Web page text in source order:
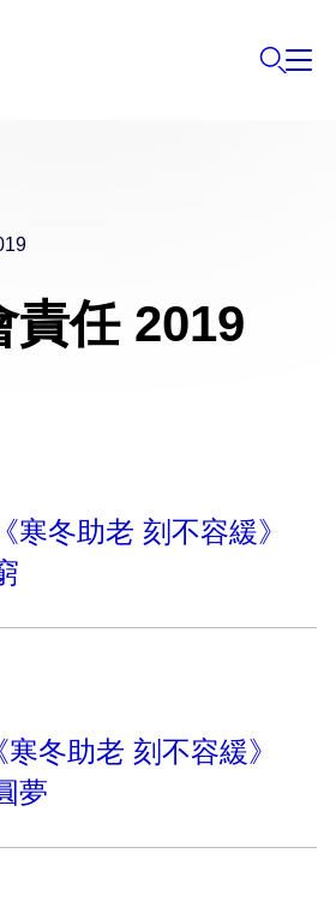
責任 2019
寒冬助老 刻不容緩》
冬助老 刻不容緩》
夢